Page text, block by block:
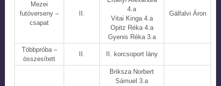
Mezei
futóverseny –
csapat
II.
4.a
Vitai Kinga 4.a
Opitz Réka 4.a
Gyenis Réka 3.a
Gálfalvi Áron
Többpróba –
összesített
II. II. korcsoport lány
Briksza Norbert
Sámuel 3.a